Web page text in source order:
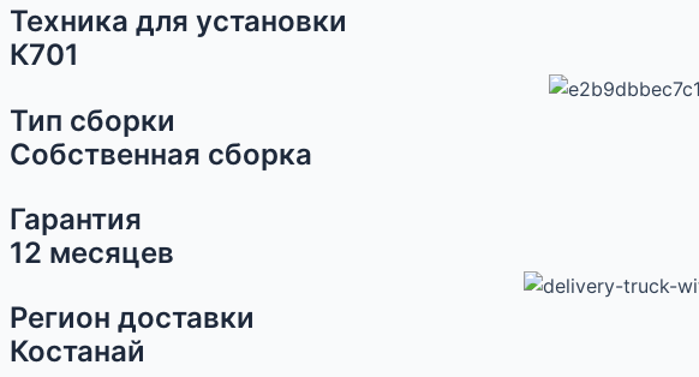
Техника для установки
К701
Тип сборки
Собственная сборка
Гарантия
12 месяцев
Регион доставки
Костанай